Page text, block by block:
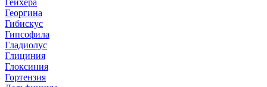
Гейхера
Георгина
Гибискус
Гипсофила
Гладиолус
Глициния
Глоксиния
Гортензия